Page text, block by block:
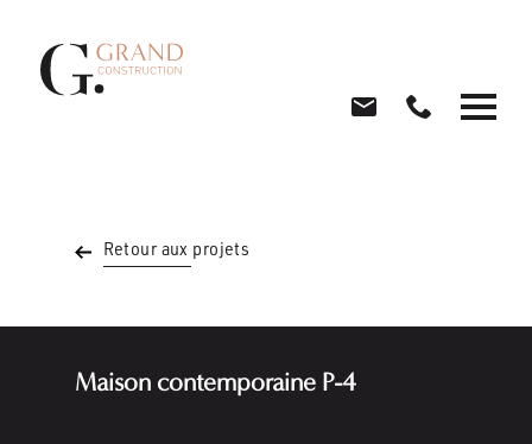
Retour aux projets
Maison contemporaine P-4